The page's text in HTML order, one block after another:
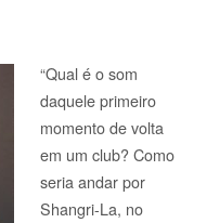
“Qual é o som
daquele primeiro
momento de volta
em um club? Como
seria andar por
Shangri-La, no